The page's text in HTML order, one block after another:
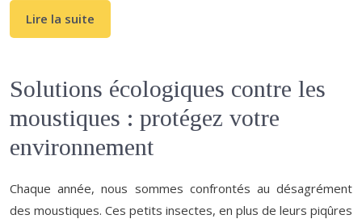
Lire la suite
Solutions écologiques contre les
moustiques : protégez votre
environnement
Chaque année, nous sommes confrontés au désagrément
des moustiques. Ces petits insectes, en plus de leurs piqûres